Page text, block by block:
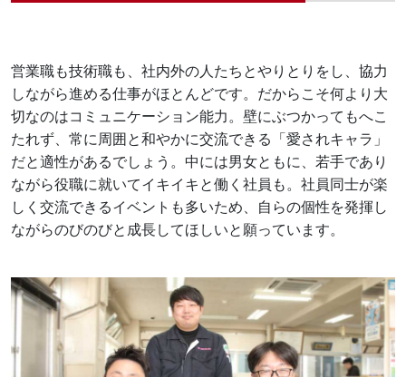
営業職も技術職も、社内外の人たちとやりとりをし、協力
しながら進める仕事がほとんどです。だからこそ何より大
切なのはコミュニケーション能力。壁にぶつかってもへこ
たれず、常に周囲と和やかに交流できる「愛されキャラ」
だと適性があるでしょう。中には男女ともに、若手であり
ながら役職に就いてイキイキと働く社員も。社員同士が楽
しく交流できるイベントも多いため、自らの個性を発揮し
ながらのびのびと成長してほしいと願っています。